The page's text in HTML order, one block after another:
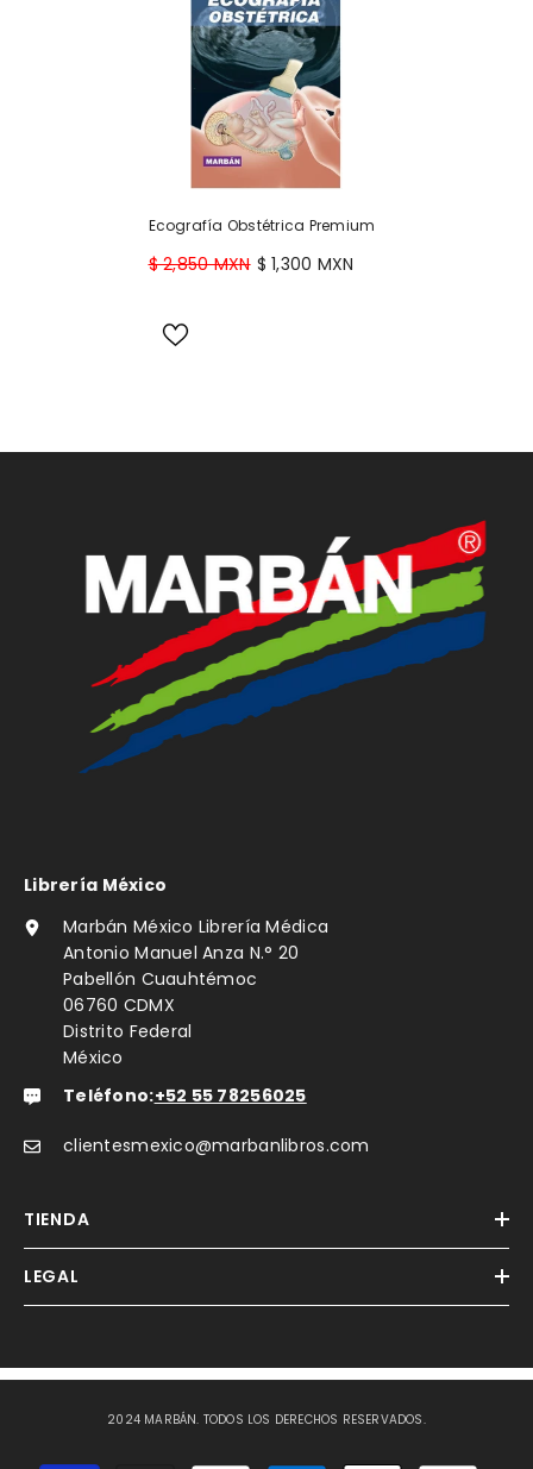
Ecografía Obstétrica Premium
$ 2,850 MXN $ 1,300 MXN
Librería México
Marbán México Librería Médica
Antonio Manuel Anza N.° 20
Pabellón Cuauhtémoc
06760 CDMX
Distrito Federal
México
Teléfono:+52 55 78256025
clientesmexico@marbanlibros.com
TIENDA
LEGAL
2024 MARBÁN. TODOS LOS DERECHOS RESERVADOS.